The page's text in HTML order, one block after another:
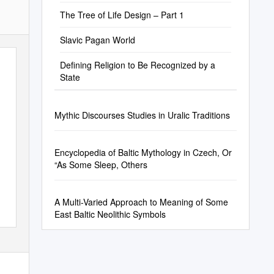
The Tree of Life Design – Part 1
Slavic Pagan World
Defining Religion to Be Recognized by a
State
Mythic Discourses Studies in Uralic Traditions
Encyclopedia of Baltic Mythology in Czech, Or
“As Some Sleep, Others
A Multi-Varied Approach to Meaning of Some
East Baltic Neolithic Symbols